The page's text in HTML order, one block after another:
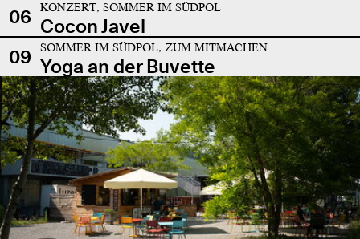
06 KONZERT, SOMMER IM SÜDPOL
Cocon Javel
09
SOMMER IM SÜDPOL, ZUM MITMACHEN
Yoga an der Buvette